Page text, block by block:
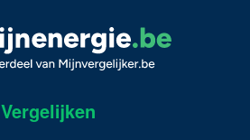
Vergelijken